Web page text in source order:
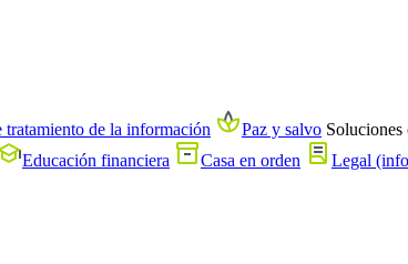
tratamiento de la información Paz y salvo Soluciones
Educación financiera Casa en orden Legal